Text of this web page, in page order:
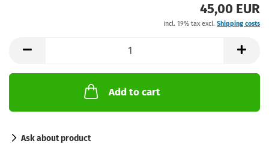
45,00 EUR
incl. 19% tax excl. Shipping costs
Add to cart
Ask about product